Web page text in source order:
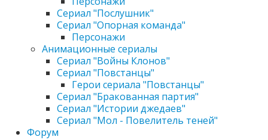
Сериал "Послушник"
Сериал "Опорная команда"
Персонажи
Анимационные сериалы
Сериал "Войны Клонов"
Сериал "Повстанцы"
Герои сериала "Повстанцы"
Сериал "Бракованная партия"
Сериал "Истории джедаев"
Сериал "Мол - Повелитель теней"
Форум